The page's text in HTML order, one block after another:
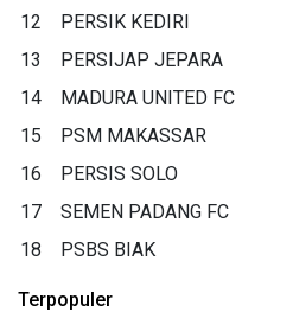
12
PERSIK KEDIRI
13
PERSIJAP JEPARA
14
MADURA UNITED FC
15
PSM MAKASSAR
16
PERSIS SOLO
17
SEMEN PADANG FC
18
PSBS BIAK
Terpopuler